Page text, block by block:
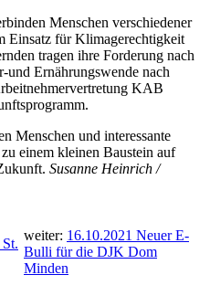
Menschen verschiedener
Einsatz für Klimagerechtigkeit
tragen ihre Forderung nach
und Ernährungswende nach
KAB
Menschen und interessante
einem kleinen Baustein auf
Susanne Heinrich /
weiter: 16.10.2021 Neuer E-
Bulli für die DJK Dom
Minden